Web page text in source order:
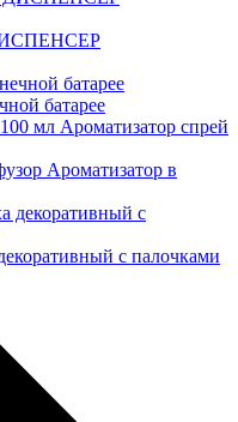
батарее
Ароматизатор спрей
Ароматизатор в
с палочками